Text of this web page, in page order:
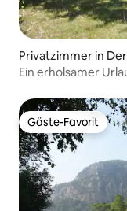
Privatzimmer in
Ein erholsamer
Gäste-Favorit
Gäste-Favorit